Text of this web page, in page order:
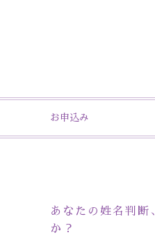
お申込み
あなたの姓名判断
か？